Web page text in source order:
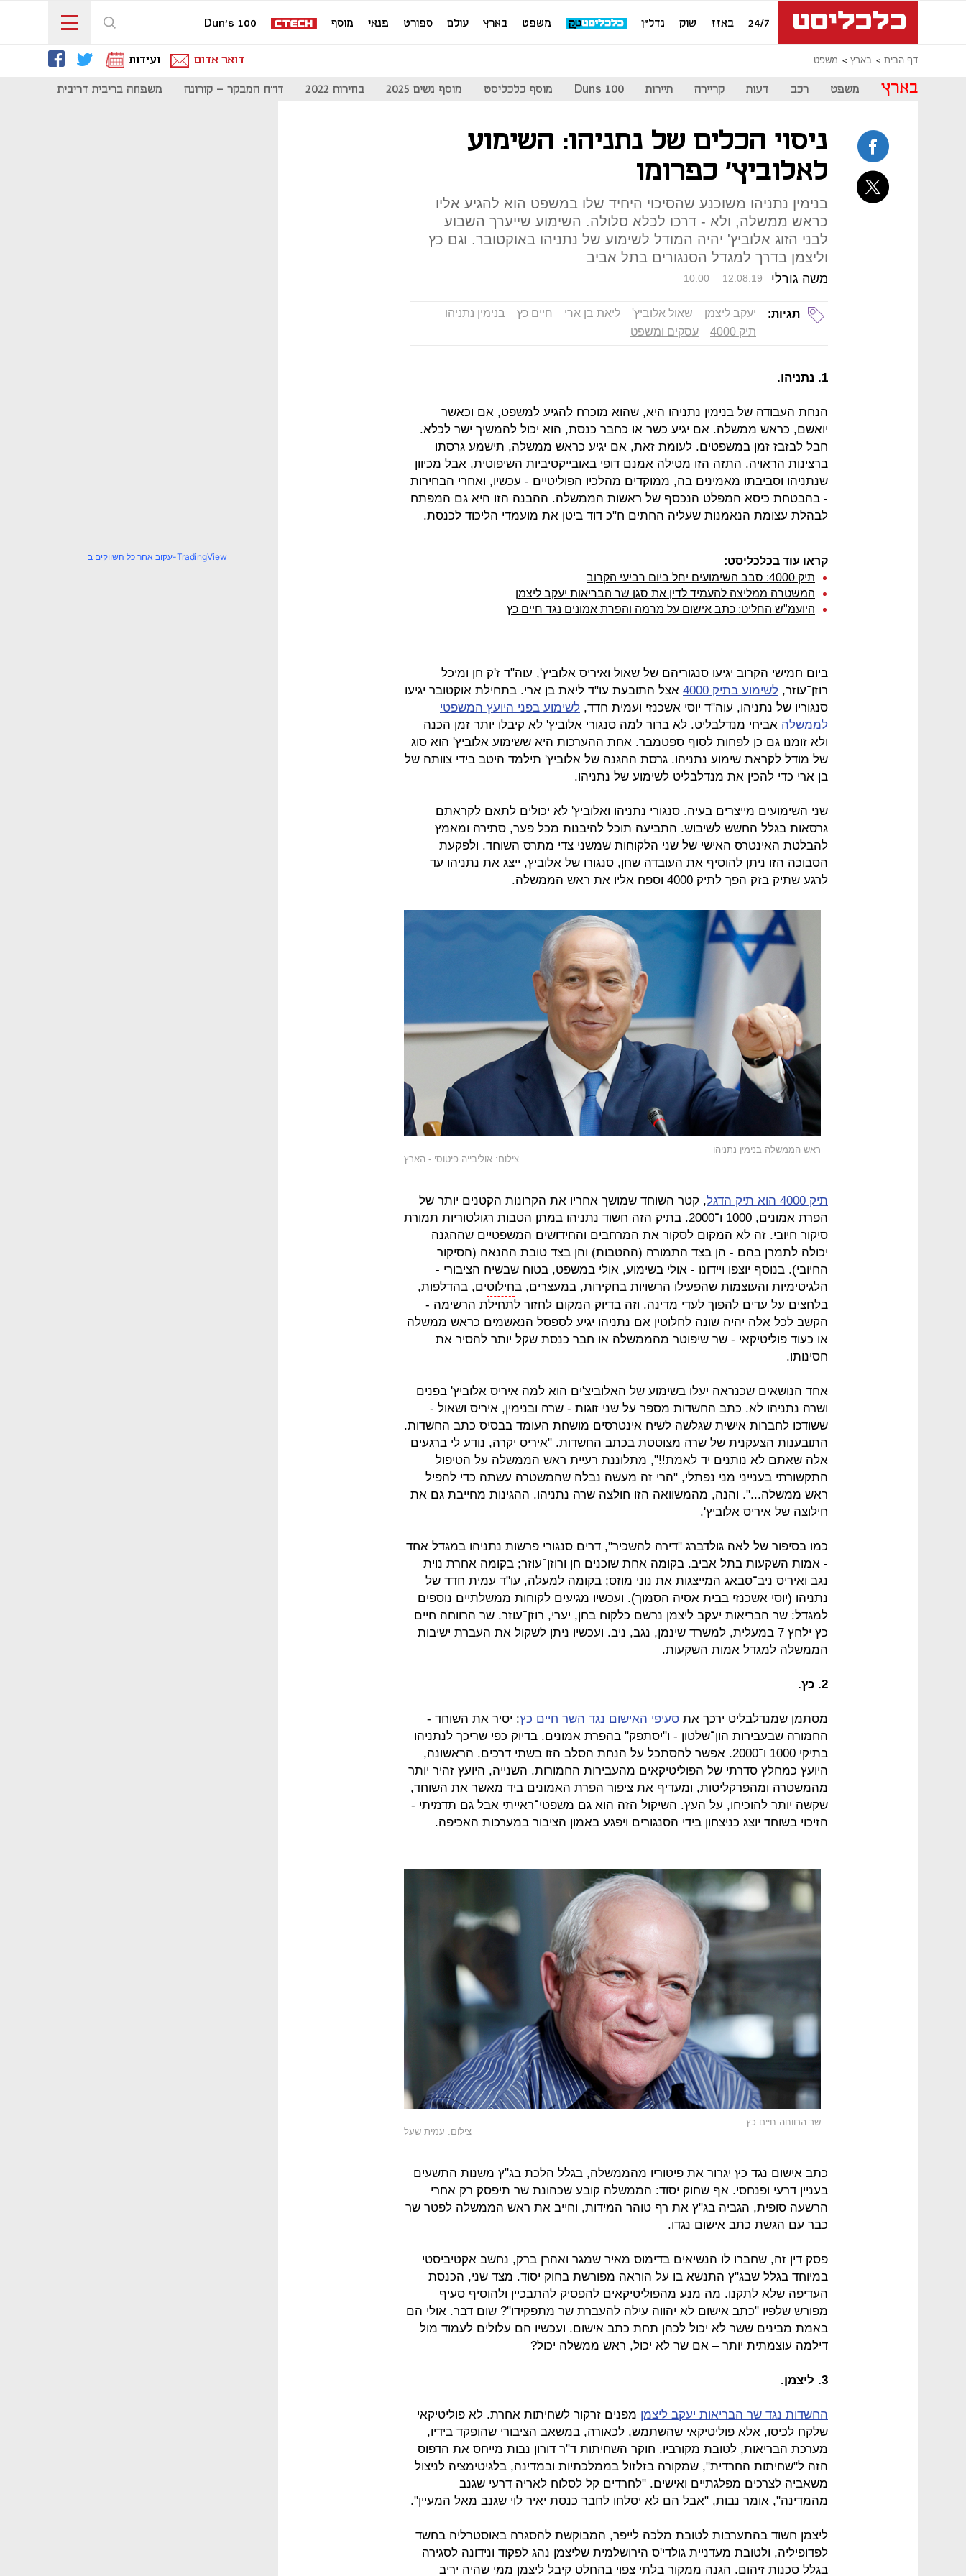
24/7 באזז שוק נדל"ן משפט בארץ עולם ספורט פנאי מוסף Dun's 100
דף הבית בארץ משפט דואר אדום ועידות
בארץ משפט רכב דעות קריירה תיירות Duns 100 מוסף כלכליסט מוסף נשים 2025 בחירות 2022 דו"ח המבקר - קורונה משפחה בריבית דריבית
ניסוי הכלים של נתניהו: השימוע
לאלוביץ' כפרומו
בנימין נתניהו משוכנע שהסיכוי היחיד שלו במשפט הוא להגיע אליו
כראש ממשלה, ולא - דרכו לכלא סלולה. השימוע שייערך השבוע
לבני הזוג אלוביץ' יהיה המודל לשימוע של נתניהו באוקטובר. וגם כץ
וליצמן בדרך למגדל הסנגורים בתל אביב
משה גורלי 10:00 12.08.19
תגיות: יעקב ליצמן שאול אלוביץ' ליאת בן ארי חיים כץ
בנימין נתניהו
תיק 4000
עסקים ומשפט
1. נתניהו.
הנחת העבודה של בנימין נתניהו היא, שהוא מוכרח להגיע למשפט, אם וכאשר
יואשם, כראש ממשלה. אם יגיע כשר או כחבר כנסת, הוא יכול להמשיך ישר לכלא.
חבל לבזבז זמן במשפטים. לעומת זאת, אם יגיע כראש ממשלה, תישמע גרסתו
ברצינות הראויה. התזה הזו מטילה אמנם דופי באובייקטיביות השיפוטית, אבל מכיוון
שנתניהו וסביבתו מאמינים בה, ממוקדים מהלכיו הפוליטיים - עכשיו, ואחרי הבחירות
- בהבטחת כיסא המפלט הנכסף של ראשות הממשלה. ההבנה הזו היא גם המפתח
לבהלת עצומת הנאמנות שעליה החתים ח"כ דוד ביטן את מועמדי הליכוד לכנסת.
קראו עוד בכלכליסט:
תיק 4000: סבב השימועים יחל ביום רביעי הקרוב
המשטרה ממליצה להעמיד לדין את סגן שר הבריאות יעקב ליצמן
היועמ"ש החליט: כתב אישום על מרמה והפרת אמונים נגד חיים כץ
ביום חמישי הקרוב יגיעו סנגוריהם של שאול ואיריס אלוביץ', עוה"ד ז'ק חן ומיכל
רוזן־עוזר, לשימוע בתיק 4000
אצל התובעת עו"ד ליאת בן ארי. בתחילת אוקטובר יגיעו
סנגוריו של נתניהו, עוה"ד יוסי אשכנזי ועמית חדד, לשימוע בפני היועץ המשפטי
לממשלה אביחי מנדלבליט. לא ברור למה סנגורי אלוביץ' לא קיבלו יותר זמן הכנה
ולא זומנו גם כן לפחות לסוף ספטמבר. אחת ההערכות היא ששימוע אלוביץ' הוא סוג
של מודל לקראת שימוע נתניהו. גרסת ההגנה של אלוביץ' תילמד היטב בידי צוותה של
בן ארי כדי להכין את מנדלבליט לשימוע של נתניהו.
שני השימועים מייצרים בעיה. סנגורי נתניהו ואלוביץ' לא יכולים לתאם לקראתם
גרסאות בגלל החשש לשיבוש. התביעה תוכל להיבנות מכל פער, סתירה ומאמץ
להבלטת האינטרס האישי של שני הלקוחות שמשני צדי מתרס השוחד. ולפקעת
הסבוכה הזו ניתן להוסיף את העובדה שחן, סנגורו של אלוביץ, ייצג את נתניהו עד
לרגע שתיק בזק הפך לתיק 4000 וספח אליו את ראש הממשלה.
ראש הממשלה בנימין נתניהו
צילום: אוליבייה פיטוסי - הארץ
תיק 4000 הוא תיק הדגל
, קטר השוחד שמושך אחריו את הקרונות הקטנים יותר של
הפרת אמונים, 1000 ו־2000. בתיק הזה חשוד נתניהו במתן הטבות רגולטוריות תמורת
סיקור חיובי. זה לא המקום לסקור את המרחבים והחידושים המשפטיים שההגנה
יכולה לתמרן בהם - הן בצד התמורה (ההטבות) והן בצד טובת ההנאה (הסיקור
החיובי). בנוסף יוצפו ויידונו - אולי בשימוע, אולי במשפט, בטוח שבשיח הציבורי -
הלגיטימיות והעוצמות שהפעילו הרשויות בחקירות, במעצרים, בחילוטים, בהדלפות,
בלחצים על עדים להפוך לעדי מדינה. וזה בדיוק המקום לחזור לתחילת הרשימה -
הקשב לכל אלה יהיה שונה לחלוטין אם נתניהו יגיע לספסל הנאשמים כראש ממשלה
או כעוד פוליטיקאי - שר שיפוטר מהממשלה או חבר כנסת שקל יותר להסיר את
חסינותו.
אחד הנושאים שכנראה יעלו בשימוע של האלוביצ'ים הוא למה איריס אלוביץ' בפנים
ושרה נתניהו לא. כתב החשדות מספר על שני זוגות - שרה ובנימין, איריס ושאול -
ששודכו לחברות אישית שגלשה לשיח אינטרסים מושחת העומד בבסיס כתב החשדות.
התובענות הצעקנית של שרה מצוטטת בכתב החשדות. "איריס יקרה, נודע לי ברגעים
אלה שאתם לא נותנים יד לאמת!!", מתלוננת רעיית ראש הממשלה על הטיפול
התקשורתי בענייני מני נפתלי, "הרי זה מעשה נבלה שהמשטרה עשתה כדי להפיל
ראש ממשלה...". והנה, מהמשוואה הזו חולצה שרה נתניהו. ההגינות מחייבת גם את
חילוצה של איריס אלוביץ'.
כמו בסיפור של לאה גולדברג "דירה להשכיר", דרים סנגורי פרשות נתניהו במגדל אחד
- אמות השקעות בתל אביב. בקומה אחת שוכנים חן ורוזן־עוזר; בקומה אחרת נוית
נגב ואיריס ניב־סבאג המייצגות את נוני מוזס; בקומה למעלה, עו"ד עמית חדד של
נתניהו (יוסי אשכנזי בבית אסיה הסמוך). ועכשיו מגיעים לקוחות ממשלתיים נוספים
למגדל: שר הבריאות יעקב ליצמן נרשם כלקוח בחן, יערי, רוזן־עוזר. שר הרווחה חיים
כץ ילחץ 7 במעלית, למשרד שינמן, נגב, ניב. ועכשיו ניתן לשקול את העברת ישיבות
הממשלה למגדל אמות השקעות.
2. כץ.
מסתמן שמנדלבליט ירכך את סעיפי האישום נגד השר חיים כץ: יסיר את השוחד -
החמורה שבעבירות הון־שלטון - ו"יסתפק" בהפרת אמונים. בדיוק כפי שריכך לנתניהו
בתיקי 1000 ו־2000. אפשר להסתכל על הנחת הסלב הזו בשתי דרכים. הראשונה,
היועץ כמחלץ סדרתי של הפוליטיקאים מהעבירות החמורות. השנייה, היועץ זהיר יותר
מהמשטרה ומהפרקליטות, ומעדיף את ציפור הפרת האמונים ביד מאשר את השוחד,
שקשה יותר להוכיחו, על העץ. השיקול הזה הוא גם משפטי־ראייתי אבל גם תדמיתי -
הזיכוי בשוחד יוצג כניצחון בידי הסנגורים ויפגע באמון הציבור במערכות האכיפה.
שר הרווחה חיים כץ
צילום: עמית שעל
כתב אישום נגד כץ יגרור את פיטוריו מהממשלה, בגלל הלכת בג"ץ משנות התשעים
בעניין דרעי ופנחסי. אף שחוק יסוד: הממשלה קובע שכהונת שר תיפסק רק אחרי
הרשעה סופית, הגביה בג"ץ את רף טוהר המידות, וחייב את ראש הממשלה לפטר שר
כבר עם הגשת כתב אישום נגדו.
פסק דין זה, שחברו לו הנשיאים בדימוס מאיר שמגר ואהרן ברק, נחשב אקטיביסטי
במיוחד בגלל שבג"ץ התנשא בו על הוראה מפורשת בחוק יסוד. מצד שני, הכנסת
העדיפה שלא לתקנו. מה מנע מהפוליטיקאים להפסיק להתבכיין ולהוסיף סעיף
מפורש שלפיו "כתב אישום לא יהווה עילה להעברת שר מתפקידו"? שום דבר. אולי הם
באמת מבינים ששר לא יכול לכהן תחת כתב אישום. ועכשיו הם עלולים לעמוד מול
דילמה עוצמתית יותר – אם שר לא יכול, ראש ממשלה יכול?
3. ליצמן.
החשדות נגד שר הבריאות יעקב ליצמן מפנים זרקור לשחיתות אחרת. לא פוליטיקאי
שלקח לכיסו, אלא פוליטיקאי שהשתמש, לכאורה, במשאב הציבורי שהופקד בידיו,
מערכת הבריאות, לטובת מקורביו. חוקר השחיתות ד"ר דורון נבות מייחס את הדפוס
הזה ל"שחיתות החרדית", שמקורה בזלזול בממלכתיות ובמדינה, בלגיטימציה לניצול
משאביה לצרכים מפלגתיים ואישים. "לחרדים קל לסלוח לאריה דרעי שגנב
מהמדינה", אומר נבות, "אבל הם לא יסלחו לחבר כנסת יאיר לוי שגנב מאל המעיין".
ליצמן חשוד בהתערבות לטובת מלכה לייפר, המבוקשת להסגרה באוסטרליה בחשד
לפדופיליה, ולטובת מעדניית גולדי'ס הירושלמית שליצמן נהג לפקוד ונידונה לסגירה
בגלל סכנות זיהום. הגנה ממקור בלתי צפוי בהחלט קיבל ליצמן ממי שהיה יריב
עקוב אחר כל השווקים ב-TradingView